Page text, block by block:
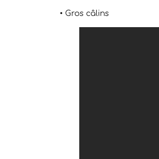
•⁠ ⁠Gros câlins